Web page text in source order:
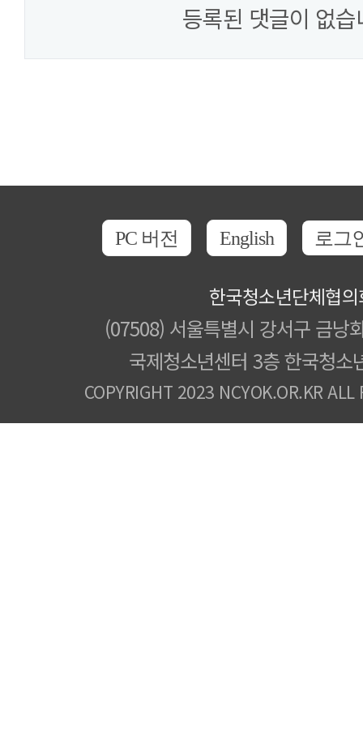
등록된 댓글이 없습
PC 버전 English 로그
한국청소년단체협
(07508) 서울특별시 강서구 금낭
국제청소년센터 3층 한국청소
COPYRIGHT 2023 NCYOK.OR.KR ALL